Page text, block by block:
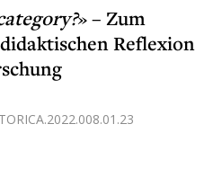
» – Zum
Reflexion